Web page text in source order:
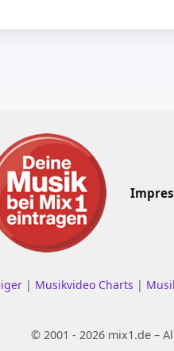
| Musikvideo Charts |
© 2001 - 2026 mix1.de –